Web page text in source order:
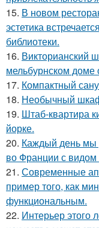
15. В новом
эстетика
библиотеки.
16. Викторианский
мельбурнском доме
17. Компактный
18. Необычный
19. Штаб-квартира
йорке.
20. Каждый день
во Франции с
21. Современные
пример того, как
функциональным.
22. Интерьер этого